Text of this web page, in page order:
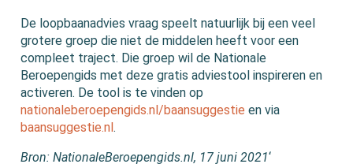
De loopbaanadvies vraag speelt natuurlijk bij een veel
grotere groep die niet de middelen heeft voor een
compleet traject. Die groep wil de Nationale
Beroepengids met deze gratis adviestool inspireren en
activeren. De tool is te vinden op
nationaleberoepengids.nl/baansuggestie en via
baansuggestie.nl.
Bron: NationaleBeroepengids.nl, 17 juni 2021‘